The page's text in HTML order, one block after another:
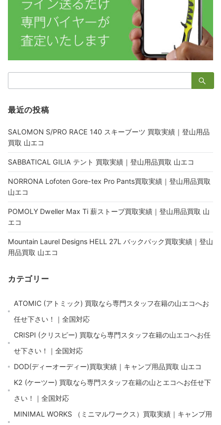
索：
最近の投稿
SALOMON S/PRO RACE 140 スキーブーツ 買取実績｜登山用品
買取 山エコ
SABBATICAL GILIA テント 買取実績｜登山用品買取 山エコ
NORRONA Lofoten Gore-tex Pro Pants買取実績｜登山用品買取
山エコ
POMOLY Dweller Max Ti 薪ストーブ買取実績｜登山用品買取 山
エコ
Mountain Laurel Designs HELL 27L バックパック買取実績｜登山
用品買取 山エコ
カテゴリー
ATOMIC (アトミック) 買取なら専門スタッフ在籍の山エコへお
任せ下さい！｜全国対応
CRISPI (クリスピー) 買取なら専門スタッフ在籍の山エコへお任
せ下さい！｜全国対応
DOD(ディーオーディー)買取実績｜キャンプ用品買取 山エコ
K2 (ケーツー) 買取なら専門スタッフ在籍の山とエコへお任せ下
さい！｜全国対応
MINIMAL WORKS （ミニマルワークス）買取実績｜キャンプ用